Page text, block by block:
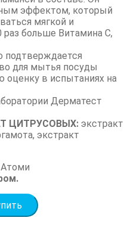
эффектом, который
мягкой и
больше Витамина С,
подтверждается
для мытья посуды
в испытаниях на
Дерматест
ЦИТРУСОВЫХ: экстракт
экстракт